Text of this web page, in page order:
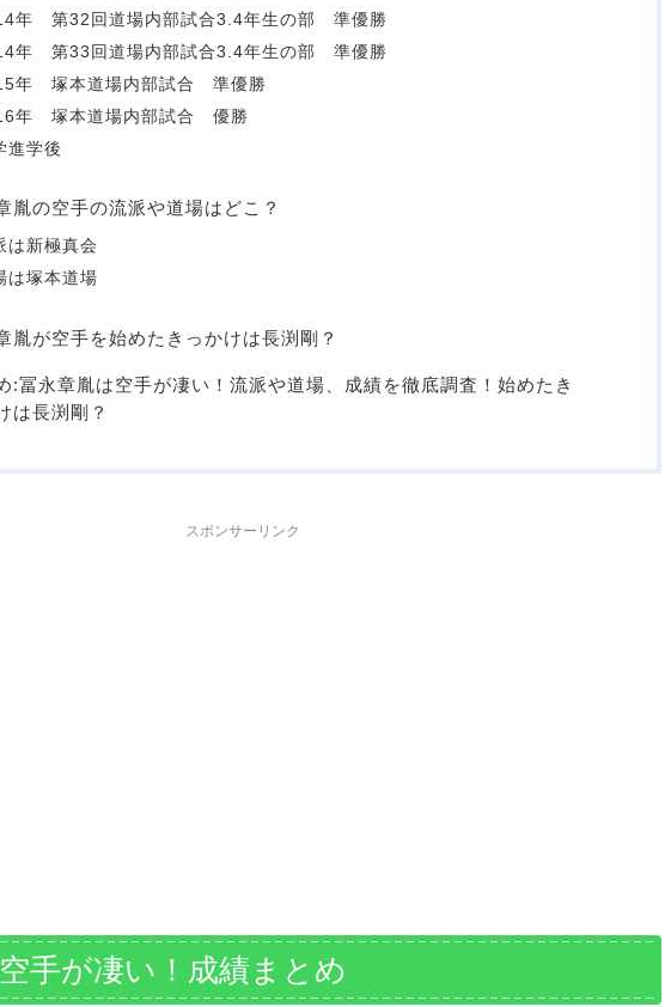
年 第32回道場内部試合3.4年生の部 準優勝
年 第33回道場内部試合3.4年生の部 準優勝
年 塚本道場内部試合 準優勝
年 塚本道場内部試合 優勝
進学後
胤の空手の流派や道場はどこ？
は新極真会
は塚本道場
胤が空手を始めたきっかけは長渕剛？
:冨永章胤は空手が凄い！流派や道場、成績を徹底調査！始めたき
は長渕剛？
スポンサーリンク
手が凄い！成績まとめ